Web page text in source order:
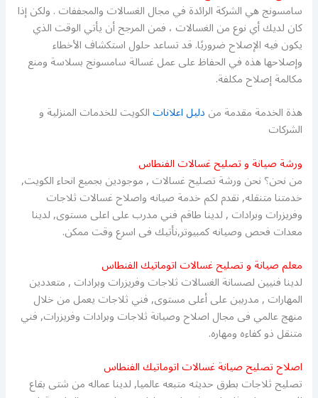
سامسونج هي الشركة الرائدة في مجال الغسالات والمجففات . ولكن إذا
كان لديك أي نوع من الغسالات ، فمن المرجح أن يأتي الوقت الذي
يكون فيه الإصلاح ضروريًا. قد تساعد حلول استكشاف الأخطاء
وإصلاحها هذه في الحفاظ على عمل غسالة سامسونج بسلاسة ومنع
مكالمة إصلاح مكلفة.
هذة الخدمة مقدمة مندليل اعلاناتالكويت للخدمات المنزلية و
الشركات
ورشة صيانة و تصليح غسالات الفنطاس
من نحن؟ نحن ورشة تصليح غسالات , موجودين بجميع انحاء الكويت,
خدمتنا متنقله, نقدم لكم خدمة صيانه واصلاح غسالات ثلاجات
وفريزرات وبرادات , لدينا طاقم فني مدرب على اعلى مستوى, لدينا
معدات فحص وصيانه كمبيوتر,نأتيك فى اسرع وقت ممكن.
معلم صيانة و تصليح غسالات اتوماتيك الفنطاس
لدينا فنيين لصسانة الغسالات ثلاجات وفريزرات وبرادات , متعددين
المهارات , مدربين على أعلى مستوى, فني ثلاجات يعمل من خلال
منهج عالمي فى مجال اصلاح وصيانة ثلاجات وبرادات وفريزرات, فني
متنقل ذو كفاءه ومهاره.
اصلاح تصليح صيانة غسالات اتوماتيك الفنطاس
تصليح ثلاجات بطرق حديثه متبعه عالميا, لدينا عماله من شتى بقاع